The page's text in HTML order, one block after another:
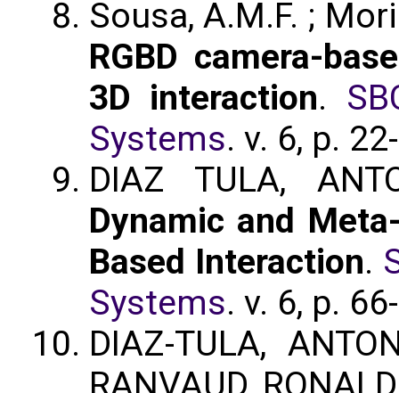
Sousa, A.M.F. ;
RGBD camera-
3D interaction.
Systems. v. 6, p.
DIAZ TULA,
Dynamic and
Based Interaction.
Systems. v. 6, p.
DIAZ-TULA,